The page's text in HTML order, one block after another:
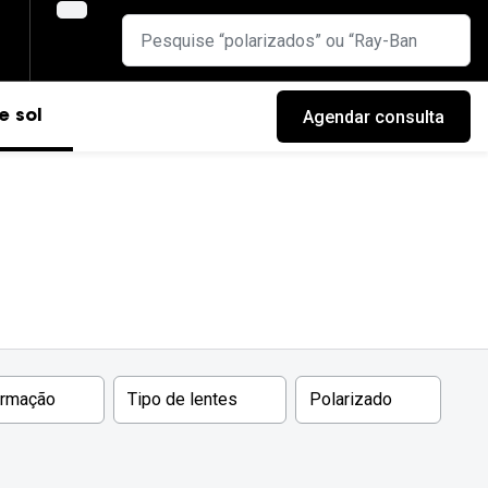
sol Agendar consulta
Tipo de lentes Polarizado